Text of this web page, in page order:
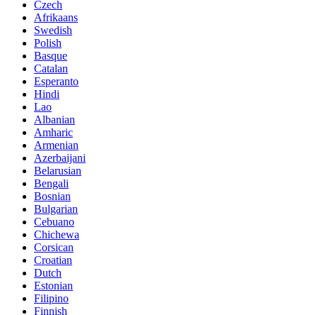
Czech
Afrikaans
Swedish
Polish
Basque
Catalan
Esperanto
Hindi
Lao
Albanian
Amharic
Armenian
Azerbaijani
Belarusian
Bengali
Bosnian
Bulgarian
Cebuano
Chichewa
Corsican
Croatian
Dutch
Estonian
Filipino
Finnish